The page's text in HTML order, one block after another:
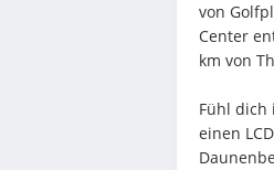
von
Center
km von
Fühl dich
einen